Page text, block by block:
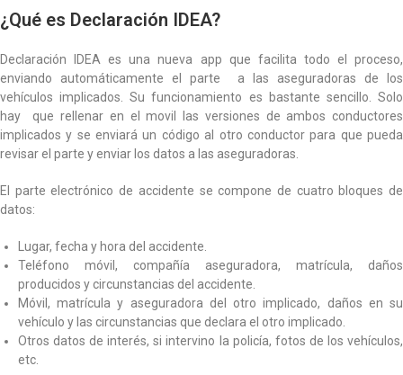
¿Qué es Declaración IDEA?
Declaración IDEA es una nueva app que facilita todo el proceso,
enviando automáticamente el parte a las aseguradoras de los
vehículos implicados. Su funcionamiento es bastante sencillo. Solo
hay que rellenar en el movil las versiones de ambos conductores
implicados y se enviará un código al otro conductor para que pueda
revisar el parte y enviar los datos a las aseguradoras.
El parte electrónico de accidente se compone de cuatro bloques de
datos:
Lugar, fecha y hora del accidente.
Teléfono móvil, compañía aseguradora, matrícula, daños
producidos y circunstancias del accidente.
Móvil, matrícula y aseguradora del otro implicado, daños en su
vehículo y las circunstancias que declara el otro implicado.
Otros datos de interés, si intervino la policía, fotos de los vehículos,
etc.